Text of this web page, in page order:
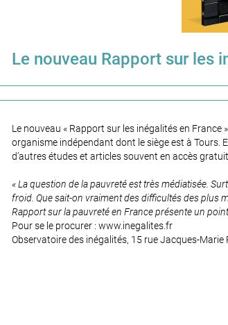
Le nouveau Rapport sur les
Le nouveau « Rapport sur les inégalités en France
organisme indépendant dont le siège est à Tours.
d’autres études et articles souvent en accès
« La question de la pauvreté est très médiatisée.
froid. Que sait-on vraiment des difficultés des plus
Rapport sur la pauvreté en France présente un
Pour se le procurer : www.inegalites.fr
Observatoire des inégalités, 15 rue Jacques-Marie